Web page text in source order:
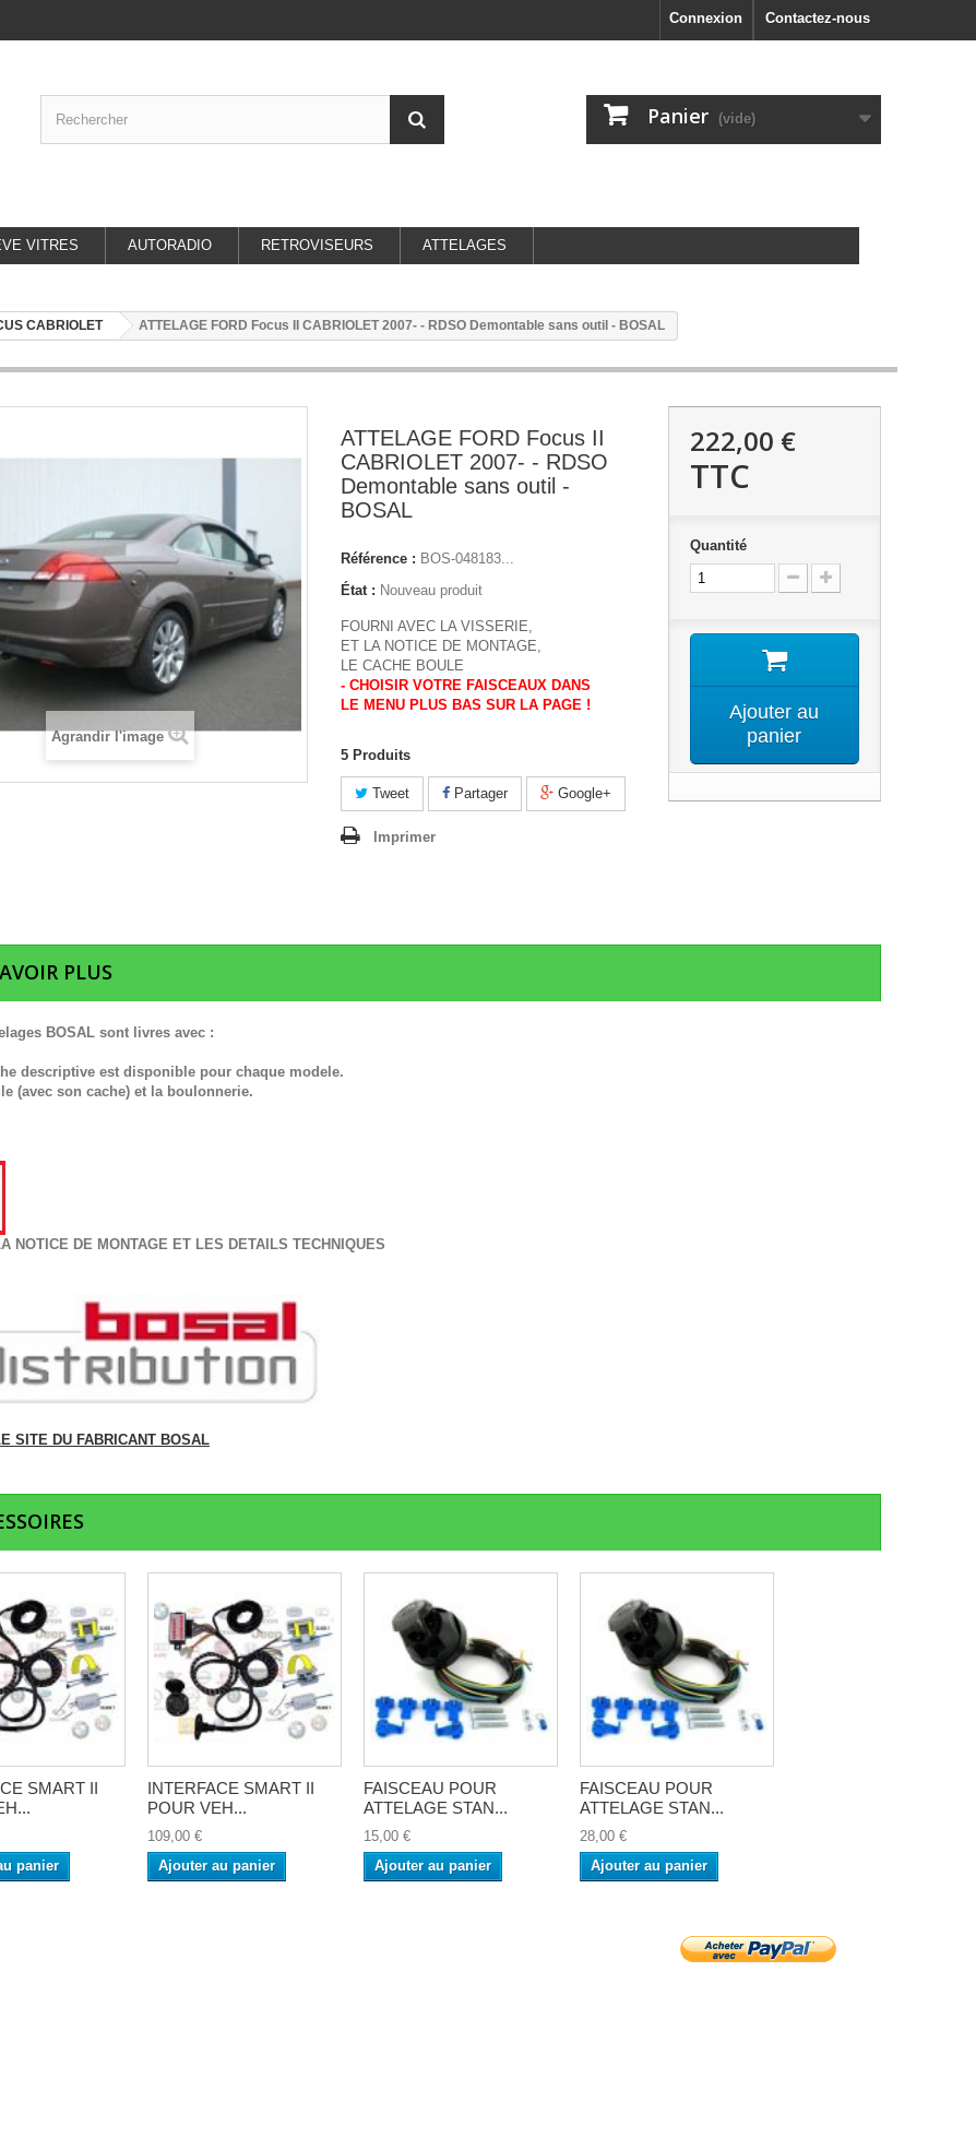
Contactez-nous
Connexion
Panier (vide)
VITRES AUTORADIO RETROVISEURS ATTELAGES
CABRIOLET ATTELAGE FORD Focus II CABRIOLET 2007- - RDSO Demontable sans outil - BOSAL
Agrandir l'image
ATTELAGE FORD Focus II
CABRIOLET 2007- - RDSO
Demontable sans outil -
BOSAL
Référence : BOS-048183...
État : Nouveau produit
FOURNI AVEC LA VISSERIE,
ET LA NOTICE DE MONTAGE,
LE CACHE BOULE
- CHOISIR VOTRE FAISCEAUX DANS
LE MENU PLUS BAS SUR LA PAGE !
5 Produits
Tweet Partager Google+
Imprimer
222,00 €
TTC
Quantité
Ajouter au
panier
PLUS
BOSAL sont livres avec :
descriptive est disponible pour chaque modele.
(avec son cache) et la boulonnerie.
NOTICE DE MONTAGE ET LES DETAILS TECHNIQUES
SITE DU FABRICANT BOSAL
SMART II
panier
INTERFACE SMART II
POUR VEH...
109,00 €
Ajouter au panier
FAISCEAU POUR
ATTELAGE STAN...
15,00 €
Ajouter au panier
FAISCEAU POUR
ATTELAGE STAN...
28,00 €
Ajouter au panier